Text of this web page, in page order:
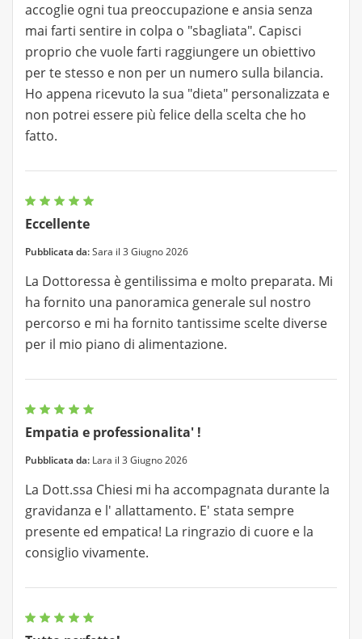
accoglie ogni tua preoccupazione e ansia senza
mai farti sentire in colpa o "sbagliata". Capisci
proprio che vuole farti raggiungere un obiettivo
per te stesso e non per un numero sulla bilancia.
Ho appena ricevuto la sua "dieta" personalizzata e
non potrei essere più felice della scelta che ho
fatto.
Eccellente
Pubblicata da:Sara il 3 Giugno 2026
La Dottoressa è gentilissima e molto preparata. Mi
ha fornito una panoramica generale sul nostro
percorso e mi ha fornito tantissime scelte diverse
per il mio piano di alimentazione.
Empatia e professionalita' !
Pubblicata da: Lara il 3 Giugno 2026
La Dott.ssa Chiesi mi ha accompagnata durante la
gravidanza e l' allattamento. E' stata sempre
presente ed empatica! La ringrazio di cuore e la
consiglio vivamente.